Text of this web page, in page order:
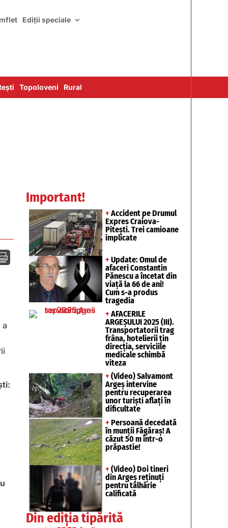
Ediții speciale
Topoloveni Rural
a
Important!
+ Accident pe Drumul
Expres Craiova-
Pitești. Trei camioane
implicate
+ Update: Omul de
afaceri Constantin
Pănescu a încetat din
viață la 66 de ani!
Cum s-a produs
tragedia
+ AFACERILE
ARGEȘULUI 2025 (III).
Transportatorii trag
frâna, hotelierii țin
direcția, serviciile
medicale schimbă
viteza
+ (Video) Salvamont
Argeș intervine
pentru recuperarea
unor turişti aflaţi în
dificultate
+ Persoană decedată
în munții Făgăraș! A
căzut 50 m într-o
prăpastie!
+ (Video) Doi tineri
din Argeș reținuți
pentru tâlhărie
calificată
Din ediția tipărită